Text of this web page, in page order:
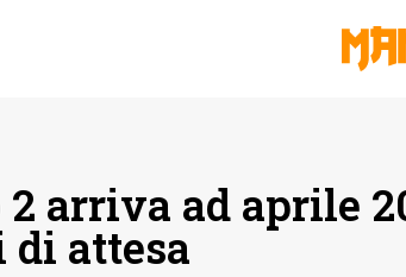
arriva ad aprile
attesa